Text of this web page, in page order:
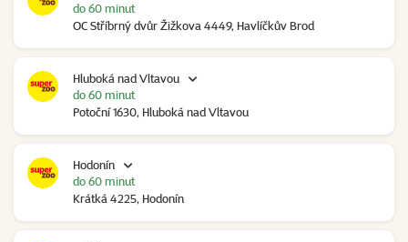
OC Stříbrný dvůr Žižkova 4449, Havlíčkův Brod
do 60 minut
Hluboká nad Vltavou
Potoční 1630, Hluboká nad Vltavou
do 60 minut
Hodonín
Krátká 4225, Hodonín
do 60 minut